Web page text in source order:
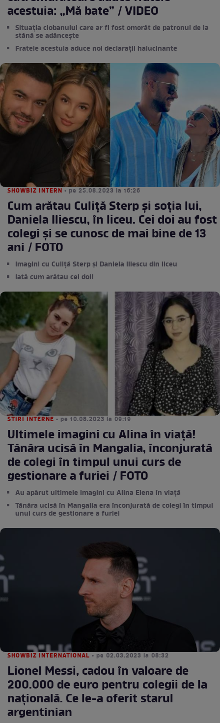
acestuia: „Mă bate” / VIDEO
Situația ciobanului care ar fi fost omorât de patronul de la
stână se adâncește
Fratele acestuia aduce noi declarații halucinante
SHOWBIZ INTERN • pe 25.08.2023 la 16:26
Cum arătau Culiță Sterp și soția lui,
Daniela Iliescu, în liceu. Cei doi au fost
colegi și se cunosc de mai bine de 13
ani / FOTO
Imagini cu Culiță Sterp și Daniela Iliescu din liceu
Iată cum arătau cei doi!
STIRI INTERNE • pe 10.08.2023 la 09:19
Ultimele imagini cu Alina în viață!
Tânăra ucisă în Mangalia, înconjurată
de colegi în timpul unui curs de
gestionare a furiei / FOTO
Au apărut ultimele imagini cu Alina Elena în viață
Tânăra ucisă în Mangalia era înconjurată de colegi în timpul
unui curs de gestionare a furiei
SHOWBIZ INTERNATIONAL • pe 02.03.2023 la 08:32
Lionel Messi, cadou în valoare de
200.000 de euro pentru colegii de la
națională. Ce le-a oferit starul
argentinian